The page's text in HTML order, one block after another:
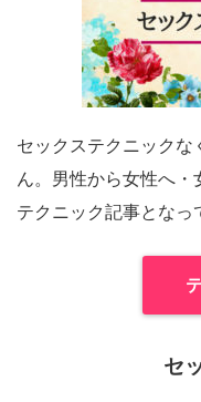
セックステクニック
ん。男性から女性へ
テクニック記事となっ
セ